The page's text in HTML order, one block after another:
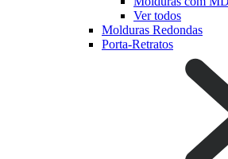
Ver todos
Molduras Redondas
Porta-Retratos